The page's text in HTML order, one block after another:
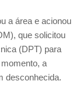
a área e acionou
que solicitou
(DPT) para
a
desconhecida.